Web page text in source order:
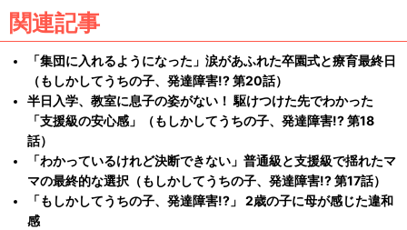
関連記事
「集団に入れるようになった」涙があふれた卒園式と療育最終日
（もしかしてうちの子、発達障害!? 第20話）
半日入学、教室に息子の姿がない！ 駆けつけた先でわかった
「支援級の安心感」（もしかしてうちの子、発達障害!? 第18
話）
「わかっているけれど決断できない」普通級と支援級で揺れたマ
マの最終的な選択（もしかしてうちの子、発達障害!? 第17話）
「もしかしてうちの子、発達障害!?」 2歳の子に母が感じた違和
感